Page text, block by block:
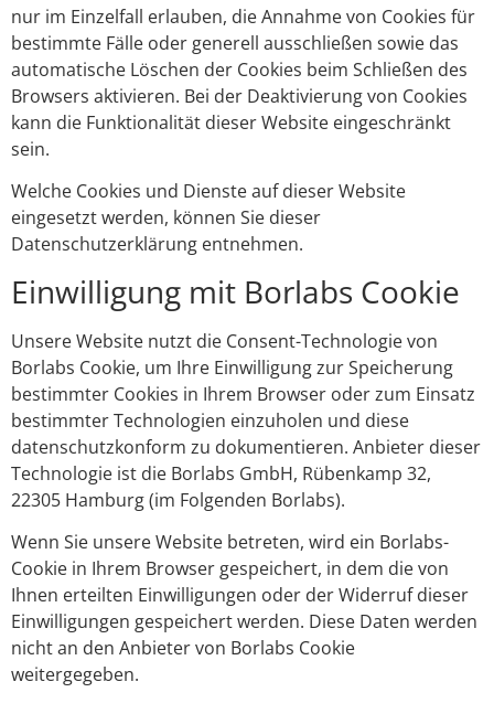
nur im Einzelfall erlauben, die Annahme von Cookies für
bestimmte Fälle oder generell ausschließen sowie das
automatische Löschen der Cookies beim Schließen des
Browsers aktivieren. Bei der Deaktivierung von Cookies
kann die Funktionalität dieser Website eingeschränkt
sein.
Welche Cookies und Dienste auf dieser Website
eingesetzt werden, können Sie dieser
Datenschutzerklärung entnehmen.
Einwilligung mit Borlabs Cookie
Unsere Website nutzt die Consent-Technologie von
Borlabs Cookie, um Ihre Einwilligung zur Speicherung
bestimmter Cookies in Ihrem Browser oder zum Einsatz
bestimmter Technologien einzuholen und diese
datenschutzkonform zu dokumentieren. Anbieter dieser
Technologie ist die Borlabs GmbH, Rübenkamp 32,
22305 Hamburg (im Folgenden Borlabs).
Wenn Sie unsere Website betreten, wird ein Borlabs-
Cookie in Ihrem Browser gespeichert, in dem die von
Ihnen erteilten Einwilligungen oder der Widerruf dieser
Einwilligungen gespeichert werden. Diese Daten werden
nicht an den Anbieter von Borlabs Cookie
weitergegeben.